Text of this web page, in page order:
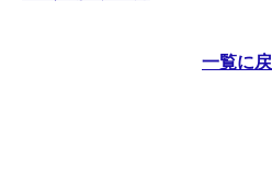
一覧に